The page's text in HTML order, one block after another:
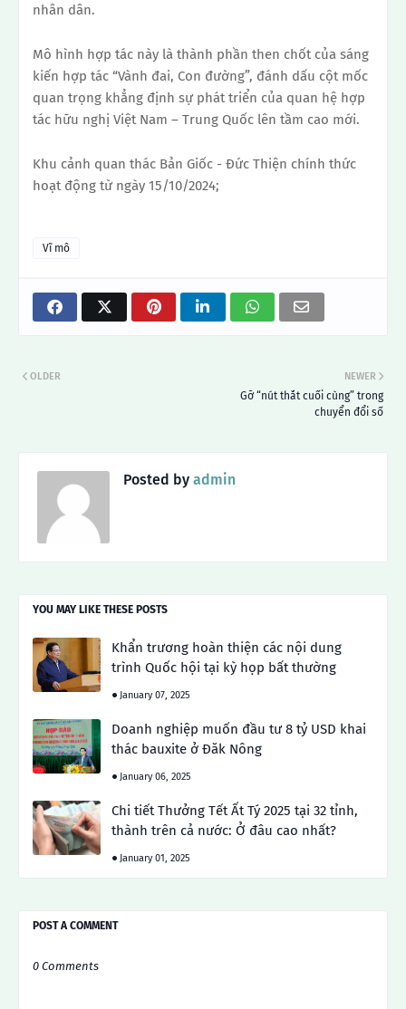
nhân dân.
Mô hình hợp tác này là thành phần then chốt của sáng
kiến ​​hợp tác “Vành đai, Con đường”, đánh dấu cột mốc
quan trọng khẳng định sự phát triển của quan hệ hợp
tác hữu nghị Việt Nam – Trung Quốc lên tầm cao mới.
Khu cảnh quan thác Bản Giốc - Đức Thiện chính thức
hoạt động từ ngày 15/10/2024;
Vĩ mô
NEWER
Gỡ “nút thắt cuối cùng” trong
chuyển đổi số
OLDER
Posted by admin
YOU MAY LIKE THESE POSTS
Khẩn trương hoàn thiện các nội dung
trình Quốc hội tại kỳ họp bất thường
January 07, 2025
Doanh nghiệp muốn đầu tư 8 tỷ USD khai
thác bauxite ở Đăk Nông
January 06, 2025
Chi tiết Thưởng Tết Ất Tý 2025 tại 32 tỉnh,
thành trên cả nước: Ở đâu cao nhất?
January 01, 2025
POST A COMMENT
0 Comments